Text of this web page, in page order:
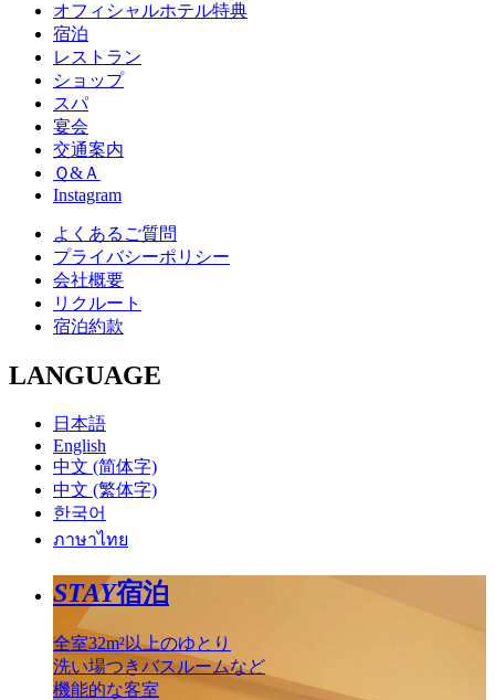
オフィシャルホテル特典
宿泊
レストラン
ショップ
スパ
宴会
交通案内
Ｑ&Ａ
Instagram
よくあるご質問
プライバシーポリシー
会社概要
リクルート
宿泊約款
LANGUAGE
日本語
English
中文 (简体字)
中文 (繁体字)
한국어
ภาษาไทย
STAY宿泊
全室32m²以上のゆとり
洗い場つきバスルームなど
機能的な客室